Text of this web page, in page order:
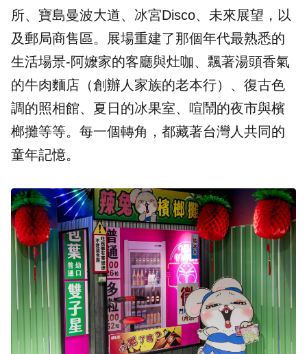
所、寶島曼波大道、冰宮Disco、未來展望，以
及郵局商售區。展場重建了那個年代最熟悉的
生活場景-阿嬤家的客廳與灶咖、飄著湯頭香氣
的牛肉麵店（創辦人家族的老本行）、復古色
調的照相館、夏日的冰果室、喧鬧的夜市與檳
榔攤等等。每一個轉角，都藏著台灣人共同的
童年記憶。